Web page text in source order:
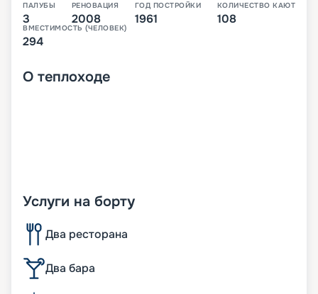
ПАЛУБЫ
3
РЕНОВАЦИЯ
2008
ГОД ПОСТРОЙКИ
1961
КОЛИЧЕСТВО КАЮТ
108
ВМЕСТИМОСТЬ (ЧЕЛОВЕК)
294
О теплоходе
Услуги на борту
Два ресторана
Два бара